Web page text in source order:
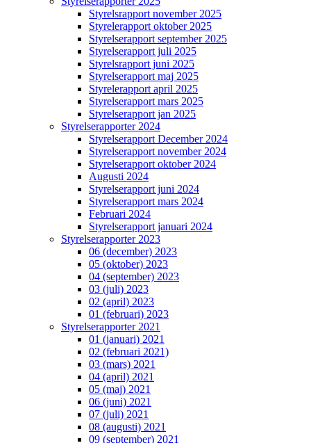
Styrelsrapport november 2025
Styrelerapport oktober 2025
Styrelserapport september 2025
Styrelserapport juli 2025
Styrelsrapport juni 2025
Styrelserapport maj 2025
Styrelerapport april 2025
Styrelserapport mars 2025
Styrelserapport jan 2025
Styrelserapporter 2024
Styrelserapport December 2024
Styrelserapport november 2024
Styrelserapport oktober 2024
Augusti 2024
Styrelserapport juni 2024
Styrelserapport mars 2024
Februari 2024
Styrelserapport januari 2024
Styrelserapporter 2023
06 (december) 2023
05 (oktober) 2023
04 (september) 2023
03 (juli) 2023
02 (april) 2023
01 (februari) 2023
Styrelserapporter 2021
01 (januari) 2021
02 (februari 2021)
03 (mars) 2021
04 (april) 2021
05 (maj) 2021
06 (juni) 2021
07 (juli) 2021
08 (augusti) 2021
09 (september) 2021